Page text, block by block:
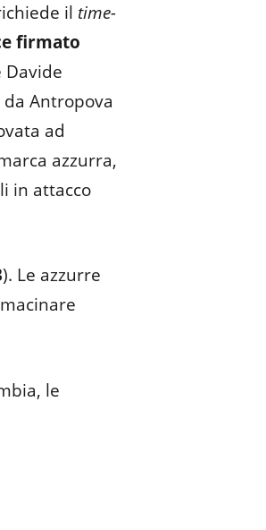
il time-
firmato
Davide
Antropova
ad
azzurra,
in attacco
). Le azzurre
le